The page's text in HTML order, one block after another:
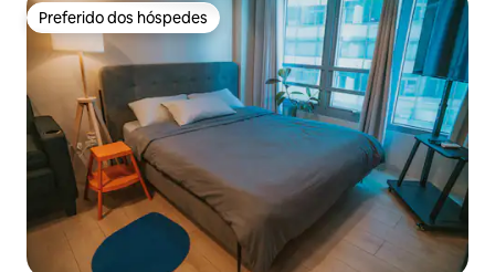
Preferido dos hóspedes
Preferido dos hóspedes